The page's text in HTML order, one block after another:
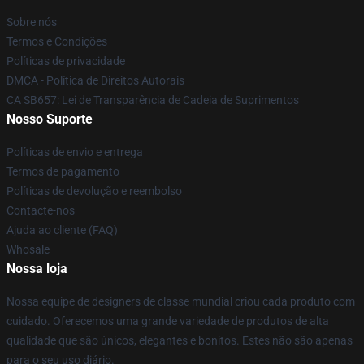
Sobre nós
Termos e Condições
Políticas de privacidade
DMCA - Política de Direitos Autorais
CA SB657: Lei de Transparência de Cadeia de Suprimentos
Nosso Suporte
Políticas de envio e entrega
Termos de pagamento
Políticas de devolução e reembolso
Contacte-nos
Ajuda ao cliente (FAQ)
Whosale
Nossa loja
Nossa equipe de designers de classe mundial criou cada produto com
cuidado. Oferecemos uma grande variedade de produtos de alta
qualidade que são únicos, elegantes e bonitos. Estes não são apenas
para o seu uso diário.